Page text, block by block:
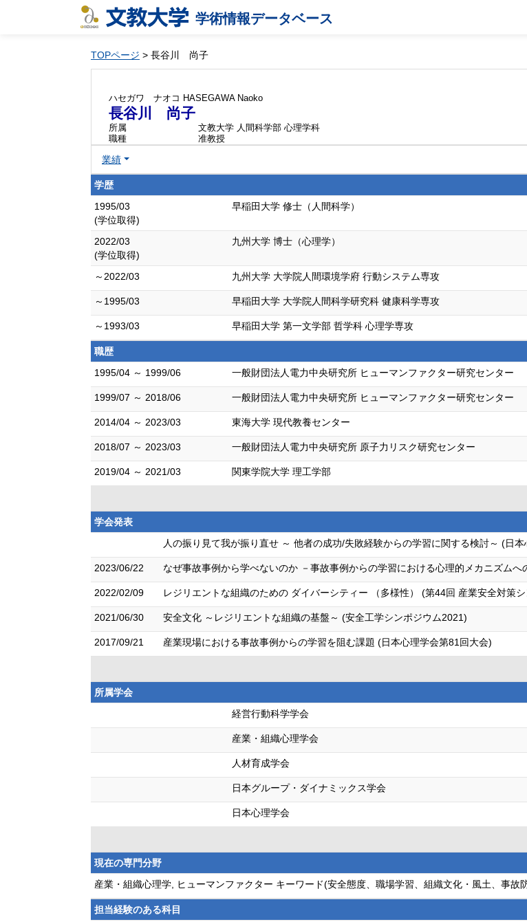
学術情報データベース
TOPページ > 長谷川 尚子
ハセガワ ナオコ HASEGAWA Naoko
長谷川 尚子
所属
文教大学 人間科学部 心理学科
職種
准教授
業績
学歴
1995/03
(学位取得)
早稲田大学 修士（人間科学）
2022/03
(学位取得)
九州大学 博士（心理学）
～2022/03 九州大学 大学院人間環境学府 行動システム専攻
～1995/03 早稲田大学 大学院人間科学研究科 健康科学専攻
～1993/03 早稲田大学 第一文学部 哲学科 心理学専攻
職歴
1995/04 ～ 1999/06
一般財団法人電力中央研究所 ヒューマンファクター研究センター
1999/07 ～ 2018/06 一般財団法人電力中央研究所 ヒューマンファクター研究センター
2014/04 ～ 2023/03 東海大学 現代教養センター
2018/07 ～ 2023/03 一般財団法人電力中央研究所 原子力リスク研究センター
2019/04 ～ 2021/03 関東学院大学 理工学部
学会発表
人の振り見て我が振り直せ ～ 他者の成功/失敗経験からの学習に関する検討～ (日
2023/06/22 なぜ事故事例から学べないのか －事故事例からの学習における心理的メカニズム
2022/02/09 レジリエントな組織のための ダイバーシティー （多様性） (第44回 産業安全対策
2021/06/30 安全文化 ～レジリエントな組織の基盤～ (安全工学シンポジウム2021)
2017/09/21 産業現場における事故事例からの学習を阻む課題 (日本心理学会第81回大会)
所属学会
経営行動科学学会
産業・組織心理学会
人材育成学会
日本グループ・ダイナミックス学会
日本心理学会
現在の専門分野
産業・組織心理学, ヒューマンファクター キーワード(安全態度、職場学習、組織文化・風土、事故
担当経験のある科目